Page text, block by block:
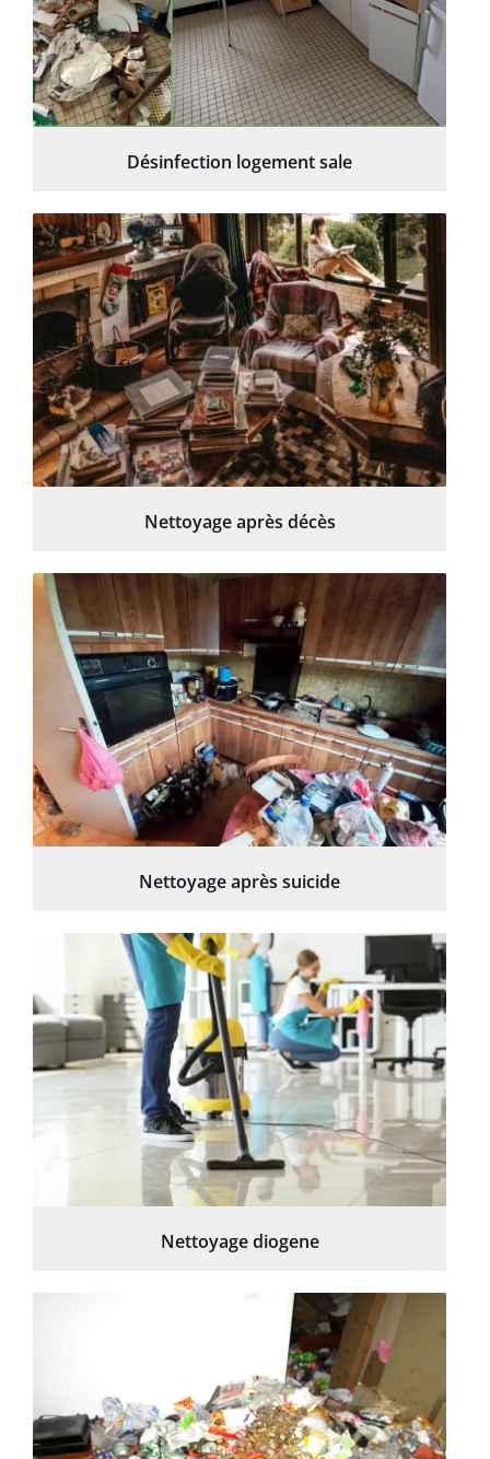
Désinfection logement sale
Nettoyage après décès
Nettoyage après suicide
Nettoyage diogene